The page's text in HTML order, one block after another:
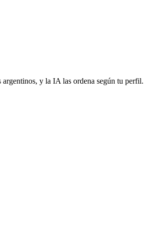
y la IA las ordena según tu